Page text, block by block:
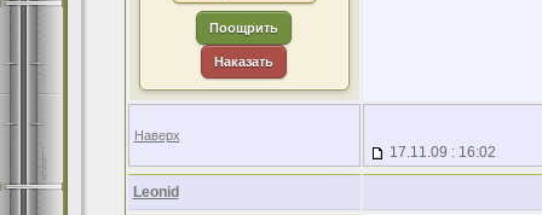
Поощрить
Наказать
Наверх
17.11.09 : 16:02
Leonid